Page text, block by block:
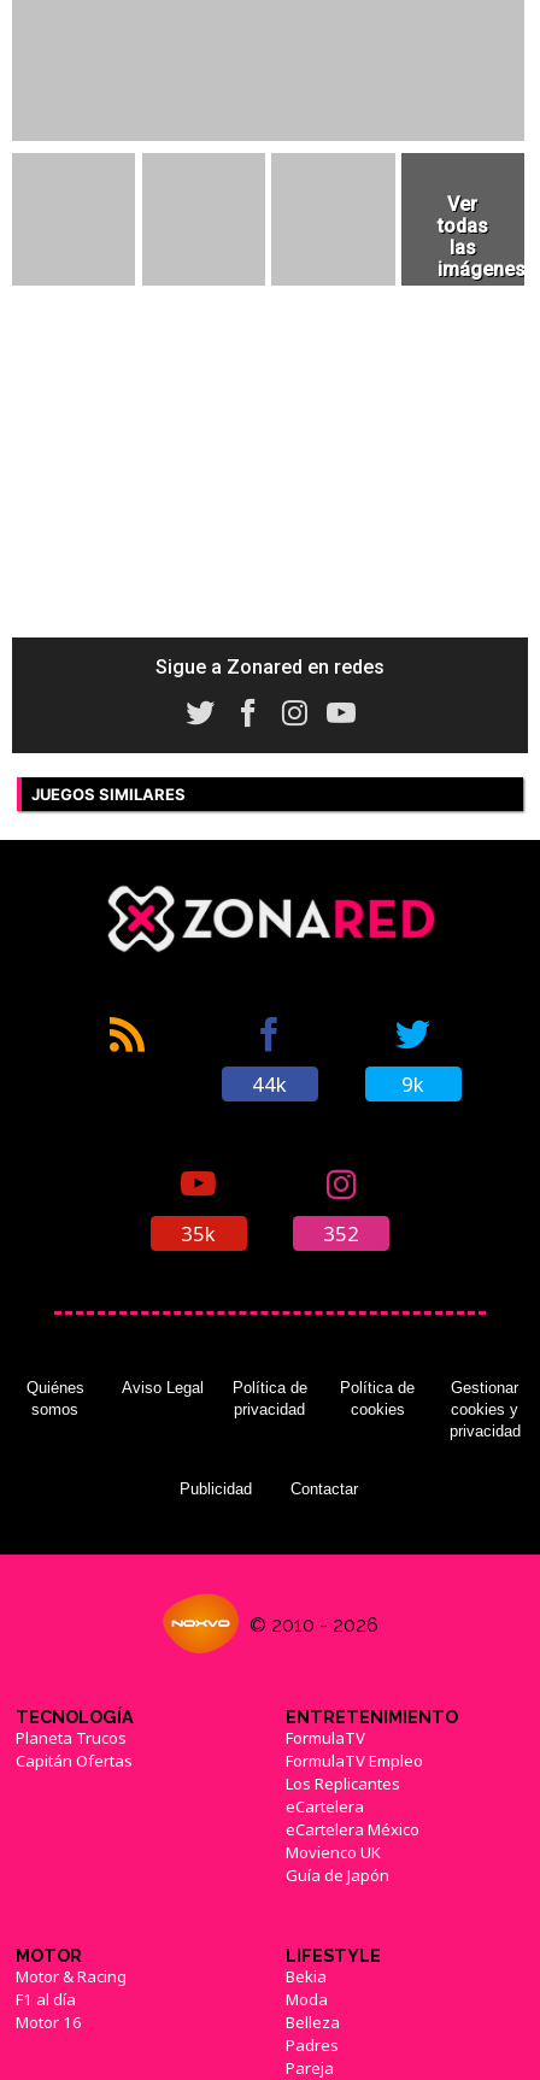
Sigue a Zonared en redes
JUEGOS SIMILARES
44k 9k
35k 352
Quiénes
somos
Aviso Legal
Política de
privacidad
Política de
cookies
Gestionar
cookies y
privacidad
Publicidad Contactar
© 2010 - 2026
TECNOLOGÍA
Planeta Trucos
Capitán Ofertas
ENTRETENIMIENTO
FormulaTV
FormulaTV Empleo
Los Replicantes
eCartelera
eCartelera México
Movienco UK
Guía de Japón
MOTOR
Motor & Racing
F1 al día
Motor 16
LIFESTYLE
Bekia
Moda
Belleza
Padres
Pareja